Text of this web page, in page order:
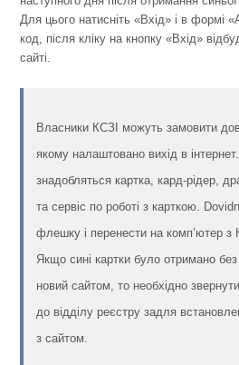
Для цього натисніть «Вхід» і в формі
код, після кліку на кнопку «Вхід»
сайті.
Власники КСЗІ можуть замовити
якому налаштовано вихід в
знадобляться картка, кард-рідер,
та сервіс по роботі з карткою.
флешку і перенести на комп’ютер з
Якщо сині картки було отримано
новий сайтом, то необхідно
до відділу реєстру задля
з сайтом.